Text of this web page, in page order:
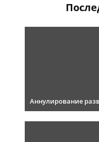
Аннулирование